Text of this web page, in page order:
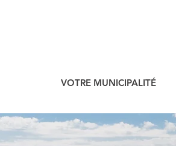
VOTRE MUNICIPALITÉ